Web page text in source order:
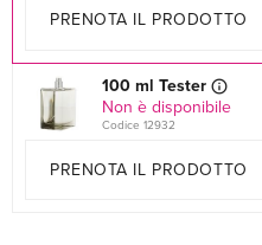
PRENOTA IL PRODOTTO
100 ml Tester
Non è disponibile
Codice 12932
PRENOTA IL PRODOTTO